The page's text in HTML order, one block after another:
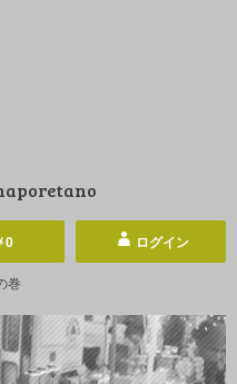
0 ログイン
巻